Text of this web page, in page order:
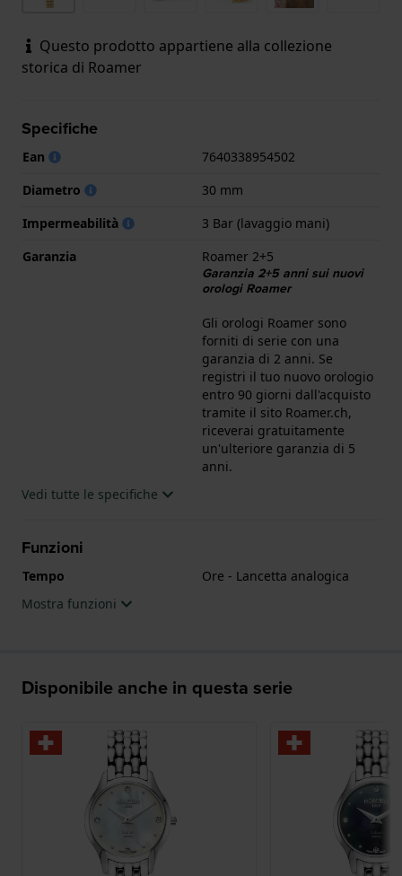
Questo prodotto appartiene alla collezione
storica di Roamer
Specifiche
Ean
7640338954502
Diametro
30 mm
Impermeabilità
3 Bar (lavaggio mani)
Garanzia
Roamer 2+5
Garanzia 2+5 anni sui nuovi
orologi Roamer
Gli orologi Roamer sono
forniti di serie con una
garanzia di 2 anni. Se
registri il tuo nuovo orologio
entro 90 giorni dall'acquisto
tramite il sito Roamer.ch,
riceverai gratuitamente
un'ulteriore garanzia di 5
anni.
Vedi tutte le specifiche
Funzioni
Tempo
Ore - Lancetta analogica
Mostra funzioni
Disponibile anche in questa serie